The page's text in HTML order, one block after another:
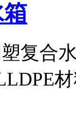
箱
塑复合